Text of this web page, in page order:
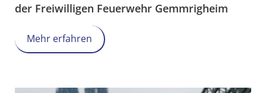
der Freiwilligen Feuerwehr Gemmrigheim
Mehr erfahren